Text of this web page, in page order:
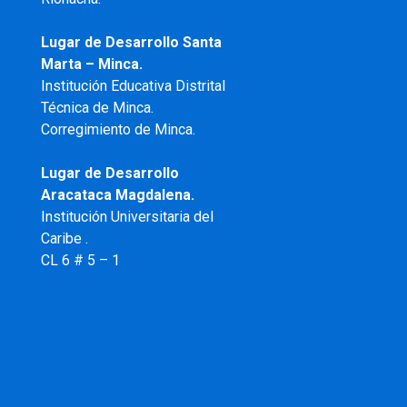
Lugar de Desarrollo Santa
Marta – Minca.
Institución Educativa Distrital
Técnica de Minca.
Corregimiento de Minca.
Lugar de Desarrollo
Aracataca Magdalena.
Institución Universitaria del
Caribe .
CL 6 # 5 – 1